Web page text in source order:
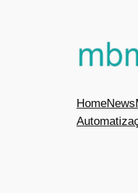
HomeNews